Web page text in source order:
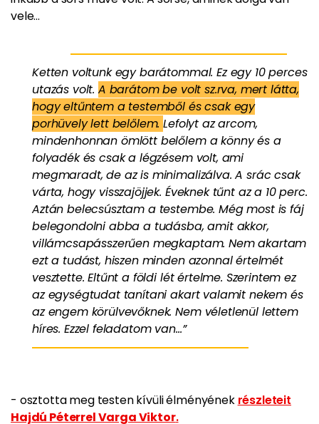
vele...
Ketten voltunk egy barátommal. Ez egy 10 perces
utazás volt. A barátom be volt sz.rva, mert látta,
hogy eltűntem a testemből és csak egy
porhüvely lett belőlem.Lefolyt az arcom,
mindenhonnan ömlött belőlem a könny és a
folyadék és csak a légzésem volt, ami
megmaradt, de az is minimalizálva. A srác csak
várta, hogy visszajöjjek. Éveknek tűnt az a 10 perc.
Aztán belecsúsztam a testembe. Még most is fáj
belegondolni abba a tudásba, amit akkor,
villámcsapásszerűen megkaptam. Nem akartam
ezt a tudást, hiszen minden azonnal értelmét
vesztette. Eltűnt a földi lét értelme. Szerintem ez
az egységtudat tanítani akart valamit nekem és
az engem körülvevőknek. Nem véletlenül lettem
híres. Ezzel feladatom van…”
- osztotta meg testen kívüli élményének részleteit
Hajdú Péterrel Varga Viktor.